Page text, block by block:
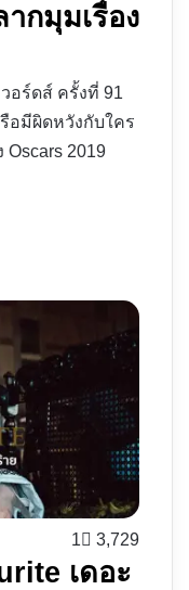
กมุมเรื่อง
อร์ดส์ ครั้งที่ 91
อมีผิดหวังกับใคร
Oscars 2019
1 3,729
เดอะ